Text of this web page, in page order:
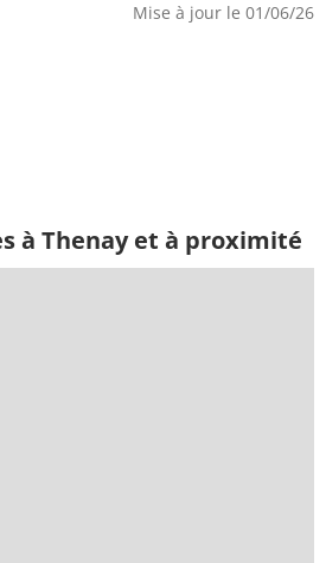
Mise à jour le 01/06/26
à Thenay et à proximité